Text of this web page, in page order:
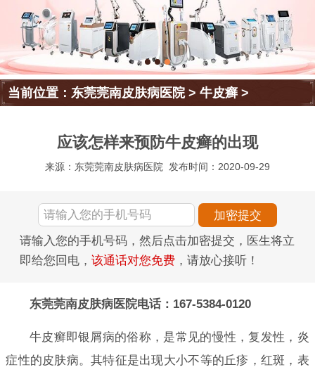
当前位置：东莞莞南皮肤病医院>牛皮癣 >
应该怎样来预防牛皮癣的出现
来源：东莞莞南皮肤病医院 发布时间：2020-09-29
请输入您的手机号码，然后点击加密提交，医生将立
即给您回电， 该通话对您免费 ，请放心接听！
东莞莞南皮肤病医院电话：167-5384-0120
牛皮癣即银屑病的俗称，是常见的慢性，复发性，炎
症性的皮肤病。其特征是出现大小不等的丘疹，红斑，表